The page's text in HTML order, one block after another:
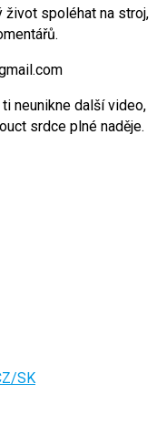
spoléhat na stroj,
neunikne další video,
srdce plné naděje.
SK